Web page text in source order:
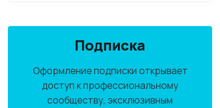
Подписка
Оформление подписки открывает
доступ к профессиональному
сообществу, эксклюзивным